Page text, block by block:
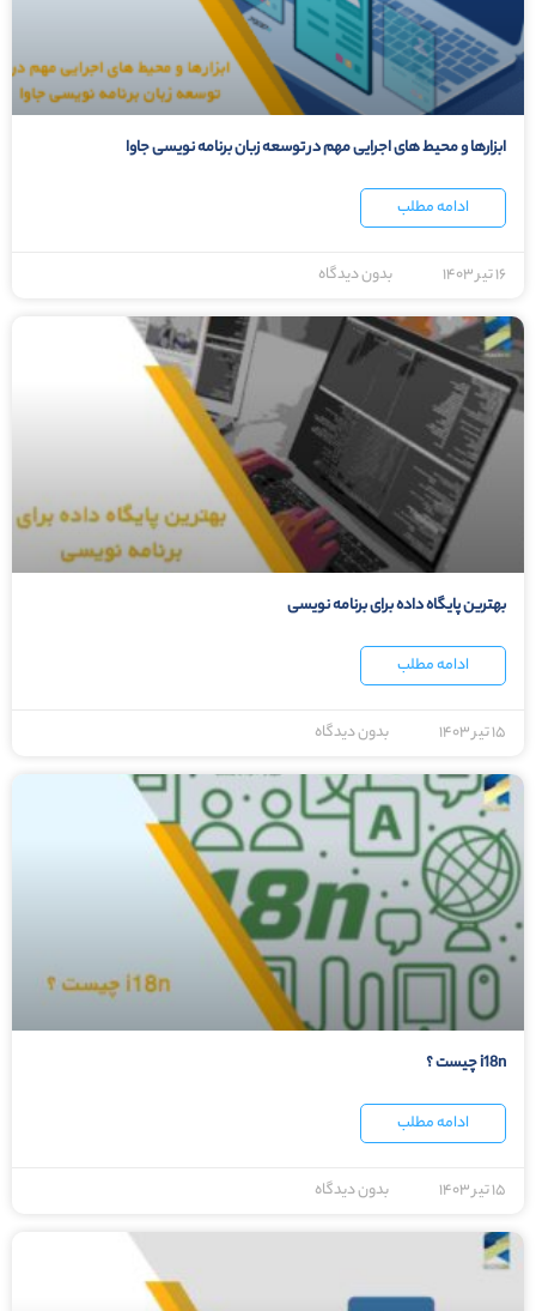
ابزارها و محیط های اجرایی مهم در توسعه زبان برنامه نویسی جاوا
ادامه مطلب
۱۶ تیر ۱۴۰۳ بدون دیدگاه
بهترین پایگاه داده برای برنامه نویسی
ادامه مطلب
۱۵ تیر ۱۴۰۳ بدون دیدگاه
i18n چیست ؟
ادامه مطلب
۱۵ تیر ۱۴۰۳ بدون دیدگاه